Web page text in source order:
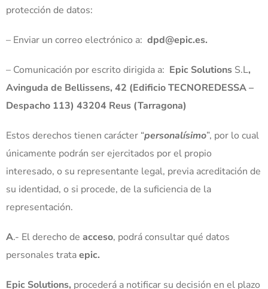
protección de datos:
– Enviar un correo electrónico a: dpd@epic.es.
– Comunicación por escrito dirigida a: Epic Solutions S.L,
Avinguda de Bellissens, 42 (Edificio TECNOREDESSA –
Despacho 113) 43204 Reus (Tarragona)
Estos derechos tienen carácter “personalísimo”, por lo cual
únicamente podrán ser ejercitados por el propio
interesado, o su representante legal, previa acreditación de
su identidad, o si procede, de la suficiencia de la
representación.
A.- El derecho de acceso, podrá consultar qué datos
personales trataepic.
Epic Solutions, procederá a notificar su decisión en el plazo